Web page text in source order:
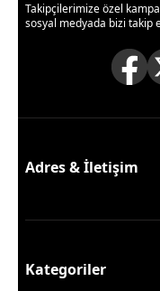
Takipçilerimize özel
sosyal medyada bizi takip
Adres & İletişim
Kategoriler